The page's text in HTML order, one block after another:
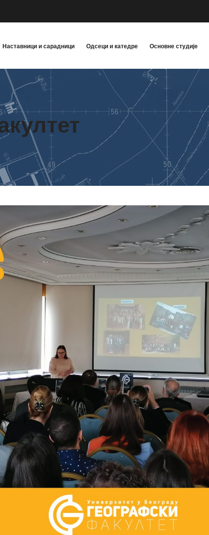
Наставници и сарадници Одсеци и катедре Основне студије